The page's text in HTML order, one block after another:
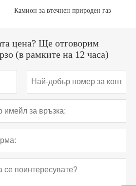
Камион за втечнен природен газ
цена? Ще отговорим
(в рамките на 12 часа)